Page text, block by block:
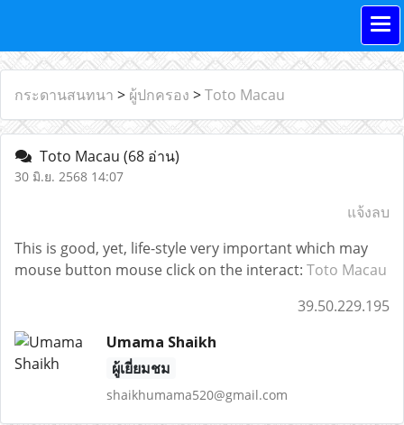
กระดานสนทนา > ผู้ปกครอง >Toto Macau
Toto Macau (68 อ่าน)
30 มิ.ย. 2568 14:07
แจ้งลบ
This is good, yet, life-style very important which may
mouse button mouse click on the interact: Toto Macau
39.50.229.195
Umama Shaikh
ผู้เยี่ยมชม
shaikhumama520@gmail.com